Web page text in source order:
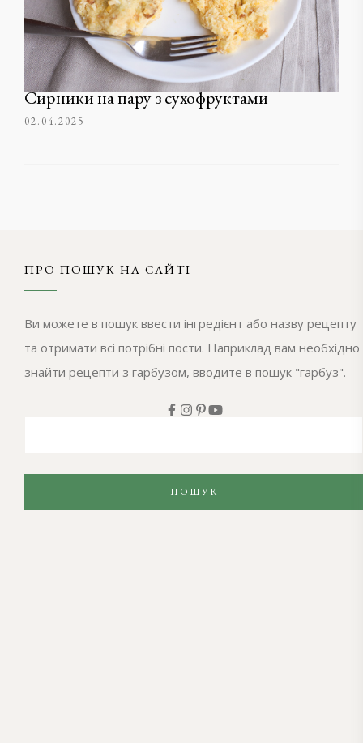
Сирники на пару з сухофруктами
02.04.2025
ПРО ПОШУК НА САЙТІ
Ви можете в пошук ввести інгредієнт або назву рецепту
та отримати всі потрібні пости. Наприклад вам необхідно
знайти рецепти з гарбузом, вводите в пошук "гарбуз".
ПОШУК